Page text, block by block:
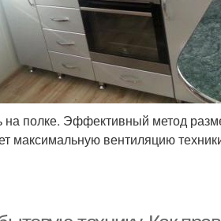
на полке. Эффективный метод
максимальную вентиляцию